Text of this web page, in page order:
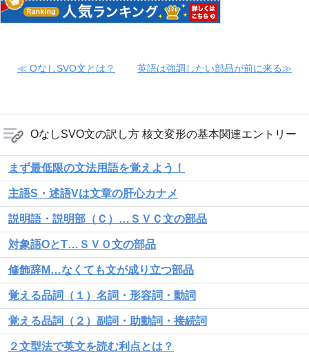
≪ OなしSVO文とは？ 英語は強調したい部品が前に来る≫
OなしSVO文の訳し方 核文変形の基本関連エントリー
まず最低限の文法用語を覚えよう！
主語S・述語Vは文章の肝心カナメ
説明語・説明部（Ｃ）…ＳＶＣ文の部品
対象語OとT…ＳＶＯ文の部品
修飾辞M…なくても文が成り立つ部品
覚える品詞（１）名詞・形容詞・動詞
覚える品詞（２）副詞・助動詞・接続詞
２文型法で英文を読む利点とは？